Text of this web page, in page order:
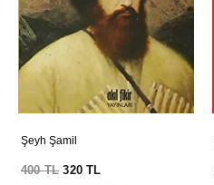
Şeyh Şamil
400TL 320TL